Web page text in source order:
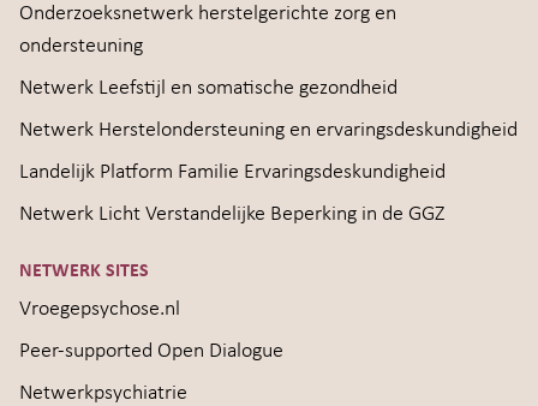
Onderzoeksnetwerk herstelgerichte zorg en
ondersteuning
Netwerk Leefstijl en somatische gezondheid
Netwerk Herstelondersteuning en ervaringsdeskundigheid
Landelijk Platform Familie Ervaringsdeskundigheid
Netwerk Licht Verstandelijke Beperking in de GGZ
NETWERK SITES
Vroegepsychose.nl
Peer-supported Open Dialogue
Netwerkpsychiatrie